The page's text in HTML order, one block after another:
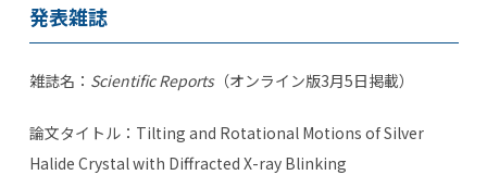
発表雑誌
雑誌名： Scientific Reports（オンライン版3月5日掲載）
論文タイトル：Tilting and Rotational Motions of Silver
Halide Crystal with Diffracted X-ray Blinking